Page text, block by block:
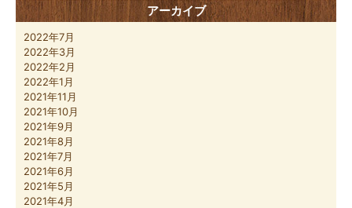
アーカイブ
2022年7月
2022年3月
2022年2月
2022年1月
2021年11月
2021年10月
2021年9月
2021年8月
2021年7月
2021年6月
2021年5月
2021年4月